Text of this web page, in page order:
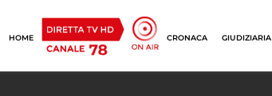
HOME CRONACA GIUDIZIARIA